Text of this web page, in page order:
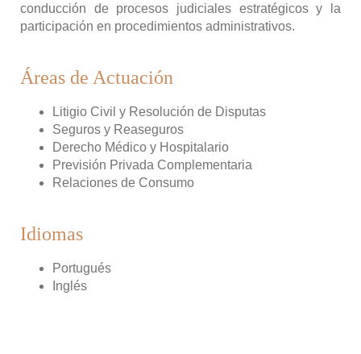
conducción de procesos judiciales estratégicos y la
participación en procedimientos administrativos.
Áreas de Actuación
Litigio Civil y Resolución de Disputas
Seguros y Reaseguros
Derecho Médico y Hospitalario
Previsión Privada Complementaria
Relaciones de Consumo
Idiomas
Portugués
Inglés